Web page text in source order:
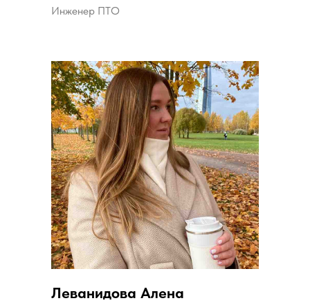
Инженер ПТО
Леванидова Алена